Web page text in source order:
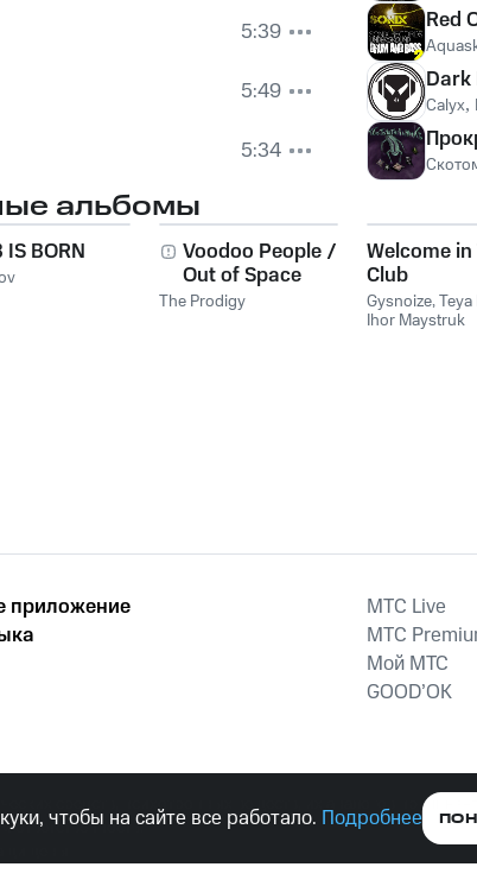
5:39
5:49
5:34
Red
Dark
Calyx,
альбомы
IS BORN
Voodoo People /
Out of Space
The Prodigy
Welcome in
Club
Gysnoize,Teya
Ihor Maystruk
приложение
MTС Live
MTС
Мой МТС
GOOD’OK
средств, психотропных веществ, их аналогов
ответственность.
чтобы на сайте все работало. Подробнее